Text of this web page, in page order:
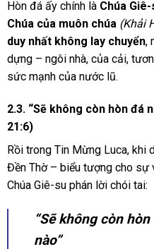
Hòn đá ấy chính là Chúa
Chúa của muôn chúa (Khải
duy nhất không lay chuyển,
dựng – ngôi nhà, của cải,
sức mạnh của nước lũ.
2.3. “Sẽ không còn hòn đá
21:6)
Rồi trong Tin Mừng Luca, khi
Đền Thờ – biểu tượng cho sự
Chúa Giê-su phán lời chói tai:
“Sẽ không còn
nào”